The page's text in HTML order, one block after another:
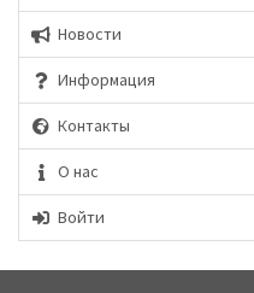
Новости
Информация
Контакты
О нас
Войти